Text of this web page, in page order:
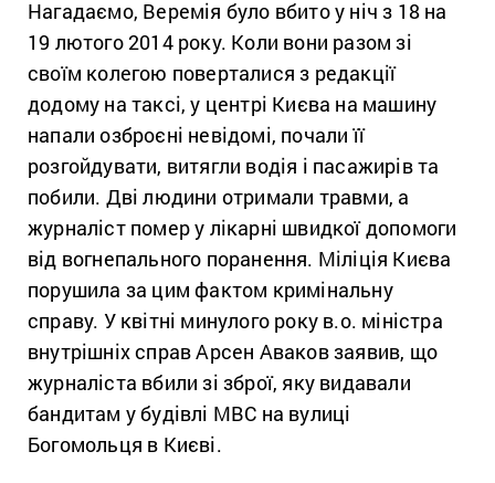
Нагадаємо, Веремія було вбито у ніч з 18 на
19 лютого 2014 року. Коли вони разом зі
своїм колегою поверталися з редакції
додому на таксі, у центрі Києва на машину
напали озброєні невідомі, почали її
розгойдувати, витягли водія і пасажирів та
побили. Дві людини отримали травми, а
журналіст помер у лікарні швидкої допомоги
від вогнепального поранення. Міліція Києва
порушила за цим фактом кримінальну
справу. У квітні минулого року в.о. міністра
внутрішніх справ Арсен Аваков заявив, що
журналіста вбили зі зброї, яку видавали
бандитам у будівлі МВС на вулиці
Богомольця в Києві.